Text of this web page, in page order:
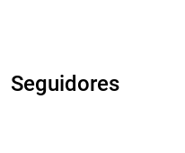
Seguidores